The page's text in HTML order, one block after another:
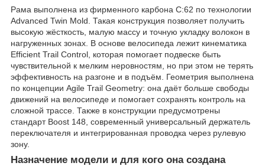
Рама выполнена из фирменного карбона C:62 по технологии
Advanced Twin Mold. Такая конструкция позволяет получить
высокую жёсткость, малую массу и точную укладку волокон в
нагруженных зонах. В основе велосипеда лежит кинематика
Efficient Trail Control, которая помогает подвеске быть
чувствительной к мелким неровностям, но при этом не терять
эффективность на разгоне и в подъём. Геометрия выполнена
по концепции Agile Trail Geometry: она даёт больше свободы
движений на велосипеде и помогает сохранять контроль на
сложной трассе. Также в конструкции предусмотрены
стандарт Boost 148, современный универсальный держатель
переключателя и интегрированная проводка через рулевую
зону.
Назначение модели и для кого она создана